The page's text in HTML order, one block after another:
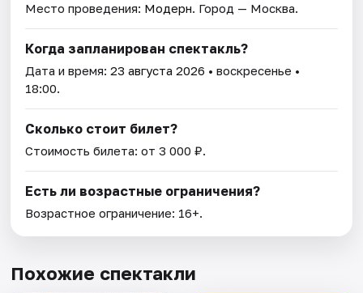
Место проведения: Модерн. Город — Москва.
Когда запланирован спектакль?
Дата и время:23 августа 2026 • воскресенье •
18:00.
Сколько стоит билет?
Стоимость билета: от 3 000 ₽.
Есть ли возрастные ограничения?
Возрастное ограничение: 16+.
Похожие спектакли